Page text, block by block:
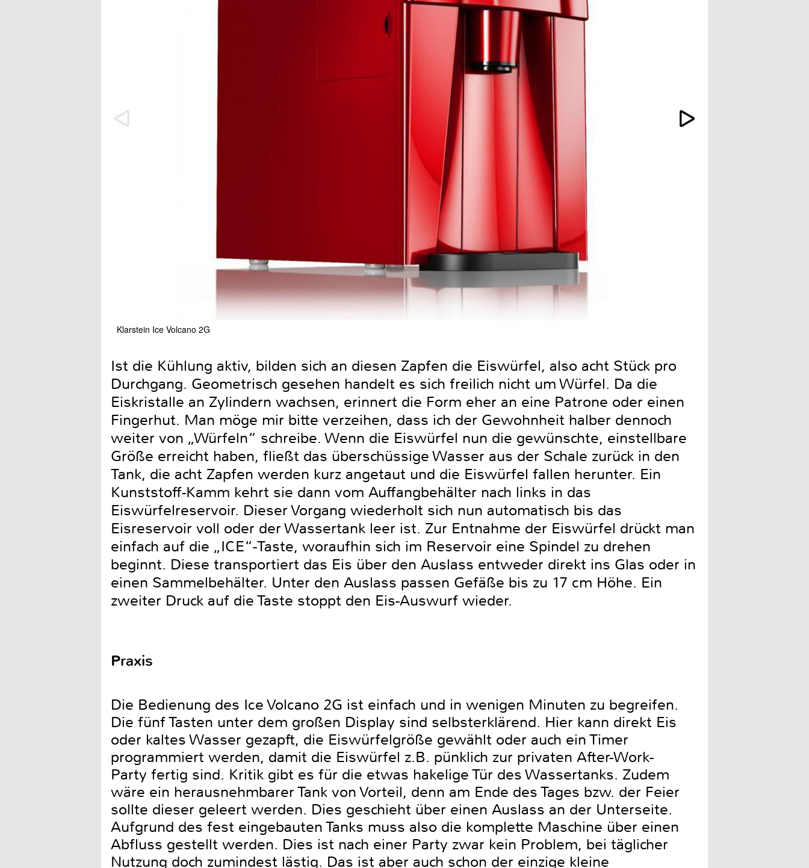
Klarstein Ice Volcano 2G
Ist die Kühlung aktiv, bilden sich an diesen Zapfen die Eiswürfel, also acht Stück pro
Durchgang. Geometrisch gesehen handelt es sich freilich nicht um Würfel. Da die
Eiskristalle an Zylindern wachsen, erinnert die Form eher an eine Patrone oder einen
Fingerhut. Man möge mir bitte verzeihen, dass ich der Gewohnheit halber dennoch
weiter von „Würfeln“ schreibe. Wenn die Eiswürfel nun die gewünschte, einstellbare
Größe erreicht haben, fließt das überschüssige Wasser aus der Schale zurück in den
Tank, die acht Zapfen werden kurz angetaut und die Eiswürfel fallen herunter. Ein
Kunststoff-Kamm kehrt sie dann vom Auffangbehälter nach links in das
Eiswürfelreservoir. Dieser Vorgang wiederholt sich nun automatisch bis das
Eisreservoir voll oder der Wassertank leer ist. Zur Entnahme der Eiswürfel drückt man
einfach auf die „ICE“-Taste, woraufhin sich im Reservoir eine Spindel zu drehen
beginnt. Diese transportiert das Eis über den Auslass entweder direkt ins Glas oder in
einen Sammelbehälter. Unter den Auslass passen Gefäße bis zu 17 cm Höhe. Ein
zweiter Druck auf die Taste stoppt den Eis-Auswurf wieder.
Praxis
Die Bedienung des Ice Volcano 2G ist einfach und in wenigen Minuten zu begreifen.
Die fünf Tasten unter dem großen Display sind selbsterklärend. Hier kann direkt Eis
oder kaltes Wasser gezapft, die Eiswürfelgröße gewählt oder auch ein Timer
programmiert werden, damit die Eiswürfel z.B. pünklich zur privaten After-Work-
Party fertig sind. Kritik gibt es für die etwas hakelige Tür des Wassertanks. Zudem
wäre ein herausnehmbarer Tank von Vorteil, denn am Ende des Tages bzw. der Feier
sollte dieser geleert werden. Dies geschieht über einen Auslass an der Unterseite.
Aufgrund des fest eingebauten Tanks muss also die komplette Maschine über einen
Abfluss gestellt werden. Dies ist nach einer Party zwar kein Problem, bei täglicher
Nutzung doch zumindest lästig. Das ist aber auch schon der einzige kleine